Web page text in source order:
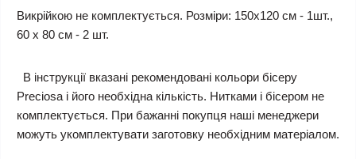
Викрійкою не комплектується. Розміри: 150х120 см - 1шт.,
60 х 80 см - 2 шт.
В інструкції вказані рекомендовані кольори бісеру
Preciosa і його необхідна кількість. Нитками і бісером не
комплектується. При бажанні покупця наші менеджери
можуть укомплектувати заготовку необхідним матеріалом.